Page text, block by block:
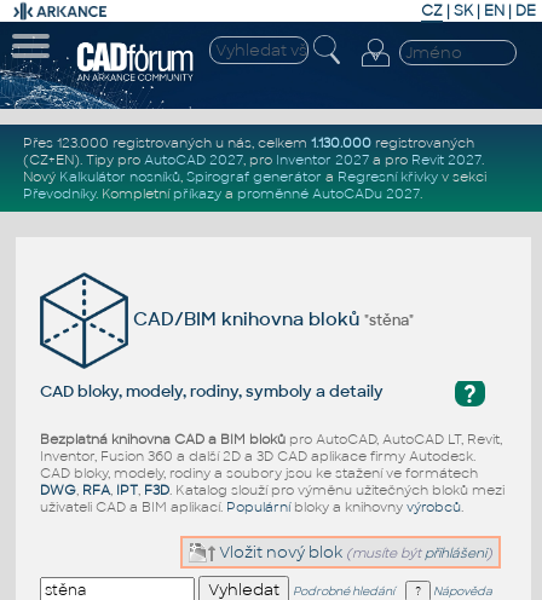
CZ | SK| EN | DE
Přes 123.000 registrovaných u nás, celkem 1.130.000registrovaných
(CZ+EN). Tipy pro AutoCAD 2027, pro Inventor 2027a pro Revit 2027.
Nový Kalkulátor nosníků, Spirograf generátor a Regresní křivkyv sekci
Převodníky. Kompletní příkazya proměnné AutoCADu 2027.
CAD/BIM knihovna bloků"stěna"
?
CAD bloky, modely, rodiny, symboly a detaily
Bezplatná knihovna CAD a BIM blokůpro AutoCAD, AutoCAD LT, Revit,
Inventor, Fusion 360 a další 2D a 3D CAD aplikace firmy Autodesk.
CAD bloky, modely, rodiny a soubory jsou ke stažení ve formátech
DWG, RFA, IPT, F3D. Katalog slouží pro výměnu užitečných bloků mezi
uživateli CAD a BIM aplikací. Populárníbloky a knihovny výrobců.
Vložit nový blok (musíte být přihlášeni)
Podrobné hledání Nápověda